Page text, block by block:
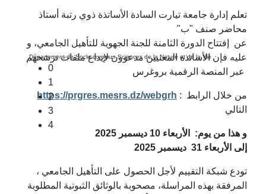
Département de Socle commun Sciences de la Nature et de la Vie
0
1
2
3
4
محاضر صنف "ب"
عن إفتتاح الدورة الثامنة للجنة الجهوية للتأهيل الجامعي، و
عليه فإن الأساتذة المعنيين مدعوون لإيداع ملفات ترشحهم
https://prgres.mesrs.dz/webgrh : من خلال الرابط
التالي
و هذا من يوم: الأربعاء 10 ديسمبر 2025
إلى الأربعاء 31 ديسمبر 2025
تودع شبكة التقييم لأجل الحصول على التأهيل الجامعي ،
المرفقة بهذه المراسلة، مصحوبة بالوثائق الثبوتية المطلوبة